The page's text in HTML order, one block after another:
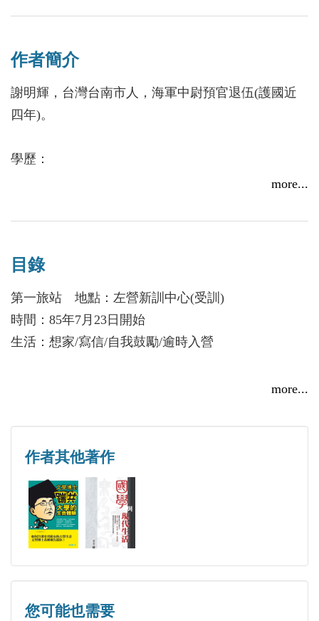
前也正在大學教書，離目標已不遠了，他正努力當
其人生理想呢？我們從日記中自可看出此人突破困境
之決心及毅力，即使換了人生環境，他依然會學習面
對及解決。
作者簡介
謝明輝，台灣台南市人，海軍中尉預官退伍(護國近
四年)。
學歷：
經歷：
講師，現任國立中山大學中文系、國立台南大學國語
文學系及長榮大學通識中心兼任國文講師。
著作：
《易》的現代意義〉……等十餘篇論文。
研究方向：
唐詩學、山水詩、旅遊文學、周易、姓名學等領域。
演講：
「敲響心靈第一鐘，認識自己最威風」，受國軍單位
邀請。
more...
目錄
第一旅站 地點：左營新訓中心(受訓)
時間：85年7月23日開始
生活：想家/寫信/自我鼓勵/逾時入營
生活：室外操練/晨跑/颱風聯想/觀察睡姿/打靶
第三旅站 地點：台北政戰學校(專業受訓)
時間：８５年１０月２日開始
生活：偷窺睡姿/景色描寫/撰寫政治文章/電影評論/軍
艦實習/抽到船籤/偷吃早餐事件/鐵碗事件/參觀北美館
第四旅站 地點：澎湖馬公(下部隊第一站，萊陽軍
艦)
more...
作者其他著作
您可能也需要